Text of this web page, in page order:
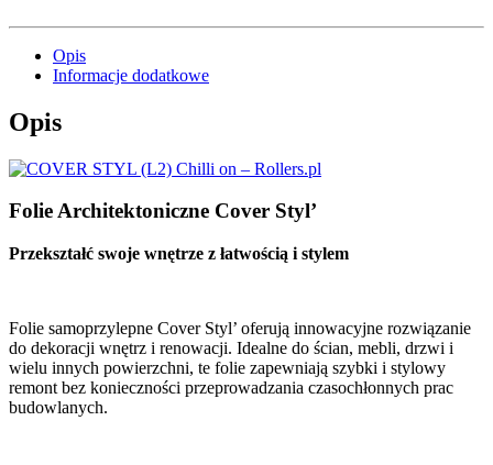
Opis
Informacje dodatkowe
Opis
Folie Architektoniczne Cover Styl’
Przekształć swoje wnętrze z łatwością i stylem
Folie samoprzylepne Cover Styl’ oferują innowacyjne rozwiązanie
do dekoracji wnętrz i renowacji. Idealne do ścian, mebli, drzwi i
wielu innych powierzchni, te folie zapewniają szybki i stylowy
remont bez konieczności przeprowadzania czasochłonnych prac
budowlanych.